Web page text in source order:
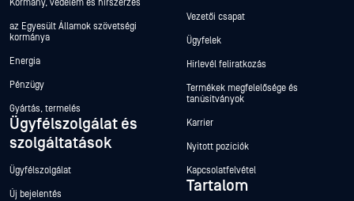
Kormány, védelem és hírszerzés
az Egyesült Államok szövetségi
kormánya
Energia
Pénzügy
Gyártás, termelés
Ügyfélszolgálat és
szolgáltatások
Ügyfélszolgálat
Új bejelentés
Vezetői csapat
Ügyfelek
Hírlevél feliratkozás
Termékek megfelelősége és
tanúsítványok
Karrier
Nyitott pozíciók
Kapcsolatfelvétel
Tartalom